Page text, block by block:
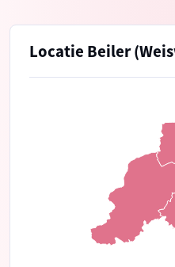
Locatie Beiler